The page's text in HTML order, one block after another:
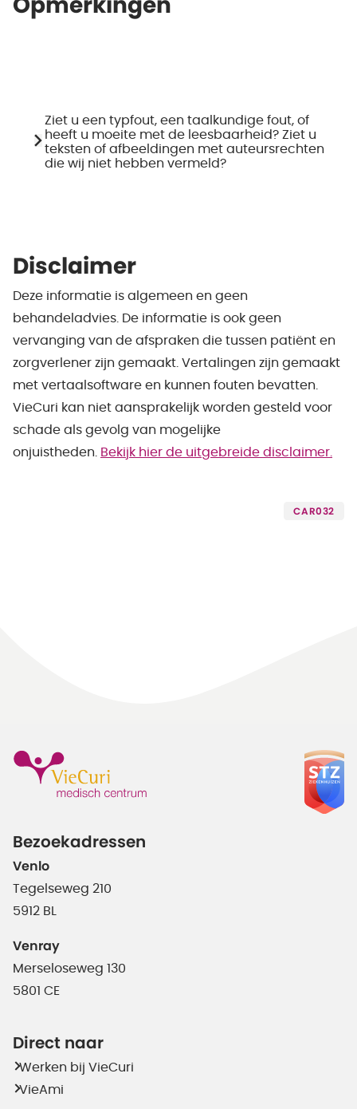
Opmerkingen
Ziet u een typfout, een taalkundige fout, of
heeft u moeite met de leesbaarheid? Ziet u
teksten of afbeeldingen met auteursrechten
die wij niet hebben vermeld?
Disclaimer
Deze informatie is algemeen en geen
behandeladvies. De informatie is ook geen
vervanging van de afspraken die tussen patiënt en
zorgverlener zijn gemaakt. Vertalingen zijn gemaakt
met vertaalsoftware en kunnen fouten bevatten.
VieCuri kan niet aansprakelijk worden gesteld voor
schade als gevolg van mogelijke
onjuistheden.
Bekijk hier de uitgebreide disclaimer.
CAR032
Bezoekadressen
Venlo
Tegelseweg 210
5912 BL
Venray
Merseloseweg 130
5801 CE
Direct naar
Werken bij VieCuri
VieAmi